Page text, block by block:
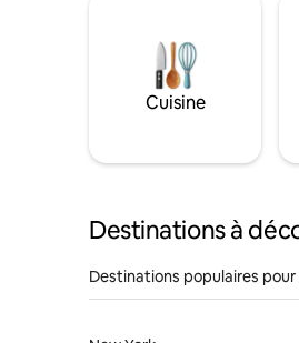
Cuisine
Destinations à
Destinations populaires